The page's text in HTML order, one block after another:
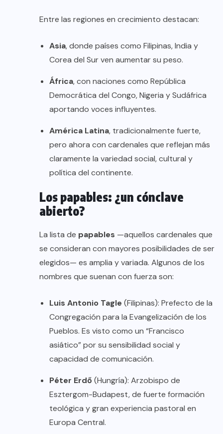
Entre las regiones en crecimiento destacan:
Asia, donde países como Filipinas, India y
Corea del Sur ven aumentar su peso.
África, con naciones como República
Democrática del Congo, Nigeria y Sudáfrica
aportando voces influyentes.
América Latina, tradicionalmente fuerte,
pero ahora con cardenales que reflejan más
claramente la variedad social, cultural y
política del continente.
Los papables: ¿un cónclave
abierto?
La lista de papables —aquellos cardenales que
se consideran con mayores posibilidades de ser
elegidos— es amplia y variada. Algunos de los
nombres que suenan con fuerza son:
Luis Antonio Tagle (Filipinas): Prefecto de la
Congregación para la Evangelización de los
Pueblos. Es visto como un “Francisco
asiático” por su sensibilidad social y
capacidad de comunicación.
Péter Erdő (Hungría): Arzobispo de
Esztergom-Budapest, de fuerte formación
teológica y gran experiencia pastoral en
Europa Central.